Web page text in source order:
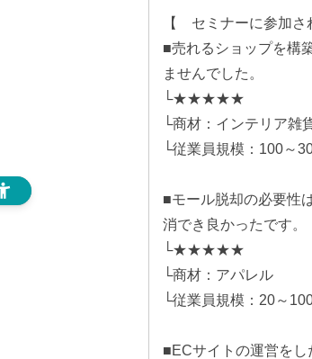
【 セミナーに参加さ
■売れるショップを構
ませんでした。
└★★★★★
└商材：インテリア雑
└従業員規模：100～
■モール脱却の必要性
消でき良かったです。
└★★★★★
└商材：アパレル
└従業員規模：20～
■ECサイトの運営をし